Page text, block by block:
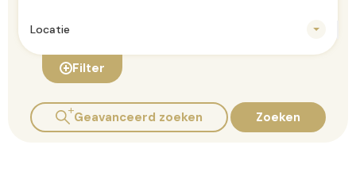
Locatie
Filter
Geavanceerd zoeken Zoeken